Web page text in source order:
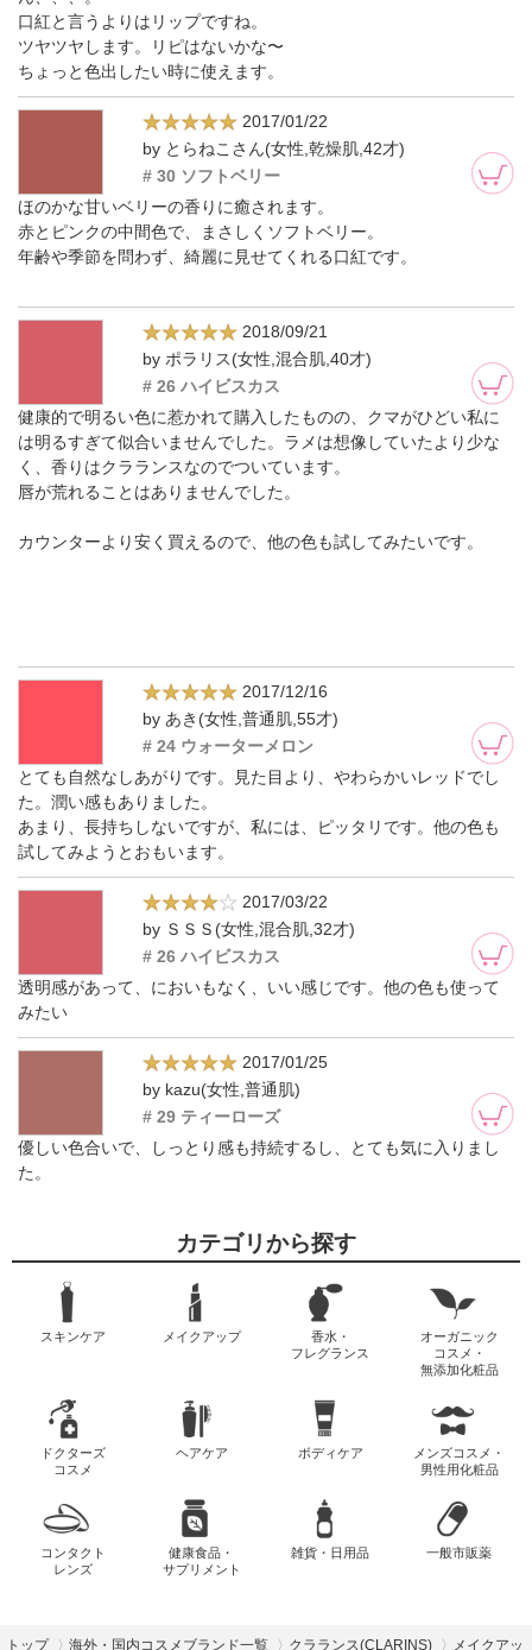
口紅と言うよりはリップですね。
ツヤツヤします。リピはないかな〜
ちょっと色出したい時に使えます。
2017/01/22
by とらねこさん(女性,乾燥肌,42才)
# 30 ソフトベリー
ほのかな甘いベリーの香りに癒されます。
赤とピンクの中間色で、まさしくソフトベリー。
年齢や季節を問わず、綺麗に見せてくれる口紅です。
2018/09/21
by ポラリス(女性,混合肌,40才)
# 26 ハイビスカス
健康的で明るい色に惹かれて購入したものの、クマがひどい私に
は明るすぎて似合いませんでした。ラメは想像していたより少な
く、香りはクラランスなのでついています。
唇が荒れることはありませんでした。
カウンターより安く買えるので、他の色も試してみたいです。
2017/12/16
by あき(女性,普通肌,55才)
# 24 ウォーターメロン
とても自然なしあがりです。見た目より、やわらかいレッドでし
た。潤い感もありました。
あまり、長持ちしないですが、私には、ピッタリです。他の色も
試してみようとおもいます。
2017/03/22
by ＳＳＳ(女性,混合肌,32才)
# 26 ハイビスカス
透明感があって、においもなく、いい感じです。他の色も使って
みたい
2017/01/25
by kazu(女性,普通肌)
# 29 ティーローズ
優しい色合いで、しっとり感も持続するし、とても気に入りまし
た。
カテゴリから探す
スキンケア メイクアップ
香水・
フレグランス
オーガニック
コスメ・
無添加化粧品
ドクターズ
コスメ
ヘアケア ボディケア
メンズコスメ・
男性用化粧品
コンタクト
レンズ
健康食品・
サプリメント
雑貨・日用品 一般市販薬
トップ 海外・国内コスメブランド一覧 クラランス(CLARINS) メイクアッ